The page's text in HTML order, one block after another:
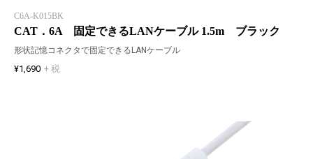
C6A-K015BK
CAT．6A 固定できるLANケーブル 1.5m ブラック
形状記憶コネクタで固定できるLANケーブル
¥1,690 + 税